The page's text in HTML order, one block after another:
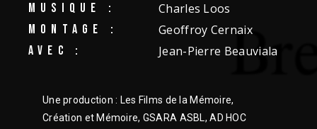
MUSIQUE : Charles Loos
MONTAGE : Geoffroy Cernaix
AVEC : Jean-Pierre Beauviala
Une production : Les Films de la Mémoire,
Création et Mémoire, GSARA ASBL, AD HOC